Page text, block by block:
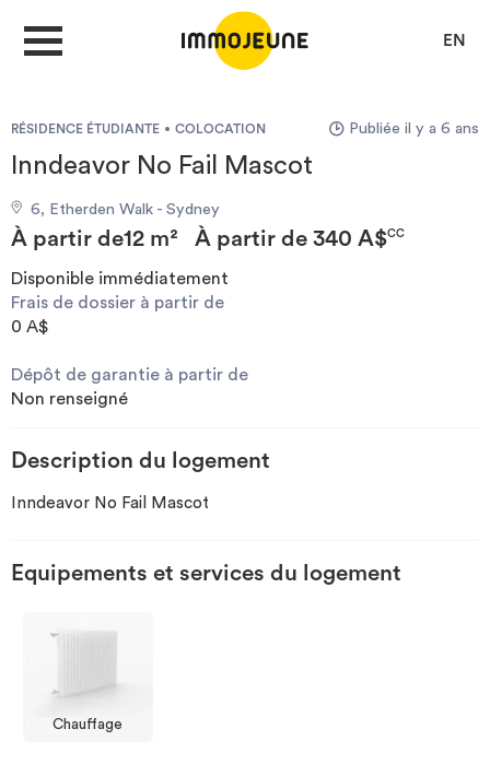
EN
DÉPOSER UNE ANNONCE
Je cherche un logement
Je propose un bien
Investir
Blog
RÉSIDENCE ÉTUDIANTE COLOCATION Publiée il y a 6 ans
Inndeavor No Fail Mascot
6, Etherden Walk - Sydney
À partir de12 m² À partir de 340 A$CC
Disponible immédiatement
Frais de dossier à partir de
0 A$
Dépôt de garantie à partir de
Non renseigné
Description du logement
Inndeavor No Fail Mascot
Equipements et services du logement
Chauffage